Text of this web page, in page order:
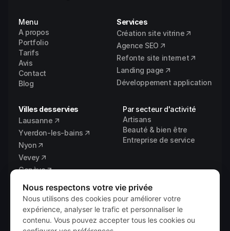
Menu
A propos
Portfolio
Tarifs
Avis
Contact
Blog
Par secteur d'activité
Artisans
Beauté & bien être
Entreprise de service
Villes desservies
Yverdon-les-bains
Nyon
Vevey
Lausanne
Genève
Vaud
Services
Refonte site internet
Landing page
Agence SEO
Création site vitrine
Développement application
Nous respectons votre vie privée
Nous utilisons des cookies pour améliorer votre
expérience, analyser le trafic et personnaliser le
contenu. Vous pouvez accepter tous les cookies ou